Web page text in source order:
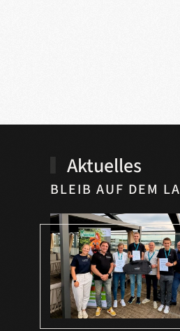
Aktuelles
BLEIB AUF DEM